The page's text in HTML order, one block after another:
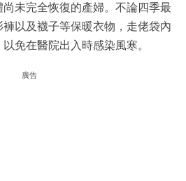
未完全恢復的產婦。不論四季最
以及襪子等保暖衣物，走佬袋內
免在醫院出入時感染風寒。
廣告